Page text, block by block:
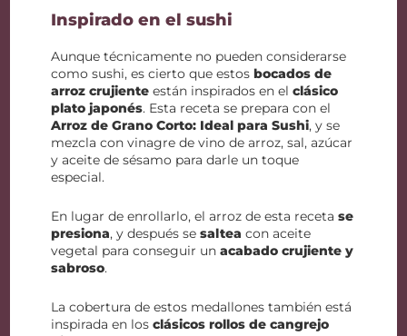
Inspirado en el sushi
Aunque técnicamente no pueden considerarse
como sushi, es cierto que estosbocados de
arroz crujiente están inspirados en elclásico
plato japonés. Esta receta se prepara con el
Arroz de Grano Corto: Ideal para Sushi, y se
mezcla con vinagre de vino de arroz, sal, azúcar
y aceite de sésamo para darle un toque
especial.
En lugar de enrollarlo, el arroz de esta recetase
presiona, y después sesaltea con aceite
vegetal para conseguir un acabado crujiente y
sabroso.
La cobertura de estos medallones también está
inspirada en losclásicos rollos de cangrejo